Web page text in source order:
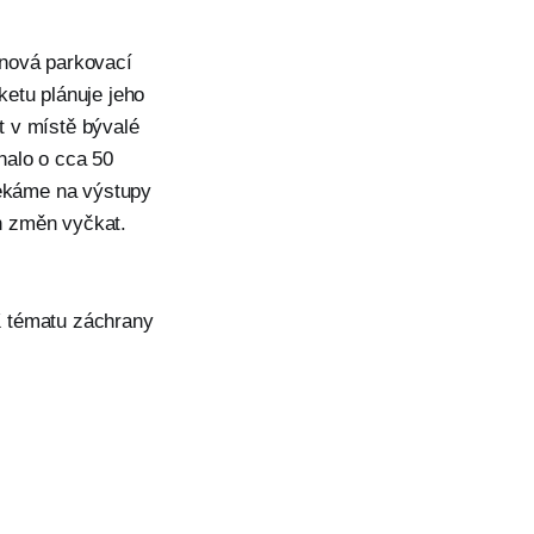
parkovací
plánuje jeho
v místě bývalé
o cca 50
na výstupy
změn vyčkat.
tématu záchrany